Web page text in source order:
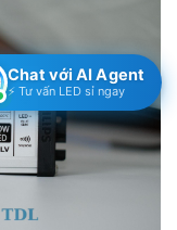
Chat với AI Agent
⚡ Tư vấn LED sỉ ngay